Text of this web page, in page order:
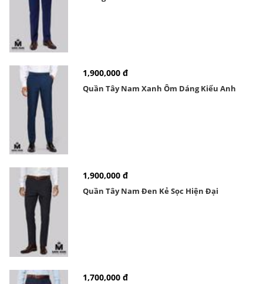
1,900,000 đ
Quần Tây Nam Xanh Ôm Dáng Kiểu Anh
1,900,000 đ
Quần Tây Nam Đen Kẻ Sọc Hiện Đại
1,700,000 đ